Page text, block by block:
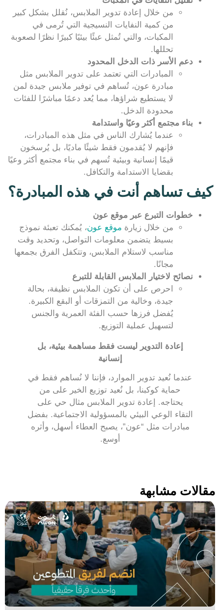
من خلال إعادة تدوير الملابس، نُقلل بشكل كبير
من كمية النفايات النسيجية التي تُرمى في
المكبات، والتي تُمثل عبئًا بيئيًا كبيرًا نظرًا لصعوبة
تحللها.
دعم الأسر ذات الدخل المحدود
المبادرات التي تعتمد على تدوير الملابس مثل
مبادرة عون، تُساهم في توفير ملابس جيدة لمن
لا يستطيع شراؤها، مما يُعد دعمًا مباشرًا للفئات
محدودة الدخل.
بناء مجتمع أكثر وعيًا واستدامة
عندما يُشارك الناس في مثل هذه المبادرات،
فإنهم لا يُقدمون فقط شيئًا ماديًا، بل يُرسخون
قيمًا إنسانية وبيئية تُسهم في بناء مجتمع أكثر وعيًا
بقضايا الاستدامة والتكافل.
كيف تساهم أنت في هذه المبادرة؟
خطوات التبرع عبر موقع عون
من خلال زيارة موقع عون، يُمكنك تعبئة نموذج
بسيط يتضمن معلومات التواصل، وتحديد وقت
مناسب لاستلام الملابس، وتتكفل الفرق بجمعها
مجانًا.
نصائح لاختيار الملابس القابلة للتبرع
احرص على أن تكون الملابس نظيفة، بحالة
جيدة، وخالية من التمزقات أو البقع الكبيرة.
يُفضل فرزها حسب الفئة العمرية والجنس
لتسهيل عملية التوزيع.
إعادة التدوير ليست فقط مساهمة بيئية، بل
إنسانية
عندما نُعيد تدوير الموارد، فإننا لا نُساهم فقط في
حماية كوكبنا، بل نُعيد توزيع الخير على من
يحتاجه. إعادة تدوير الملابس مثال حي على
التقاء الوعي البيئي بالمسؤولية الاجتماعية. بفضل
مبادرات مثل “عون”، يصبح العطاء أسهل، وأثره
أوسع.
مقالات مشابهة